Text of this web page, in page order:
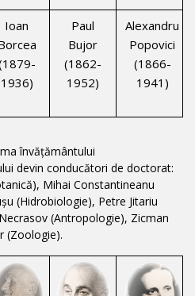
Ioan
1936)
Paul
Bujor
(1862-
1952)
Alexandru
Popovici
(1866-
1941)
învățământului
devin conducători de doctorat:
Mihai Constantineanu
(Hidrobiologie), Petre Jitariu
(Antropologie), Zicman
(Zoologie).